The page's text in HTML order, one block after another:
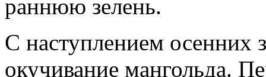
раннюю зелень.
С наступлением осенних
окучивание мангольда.